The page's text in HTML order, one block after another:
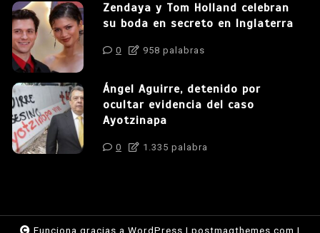
Zendaya y Tom Holland celebran
su boda en secreto en Inglaterra
0 958 palabras
Ángel Aguirre, detenido por
ocultar evidencia del caso
Ayotzinapa
0 1.335 palabra
Funciona gracias a WordPress | postmagthemes.com |